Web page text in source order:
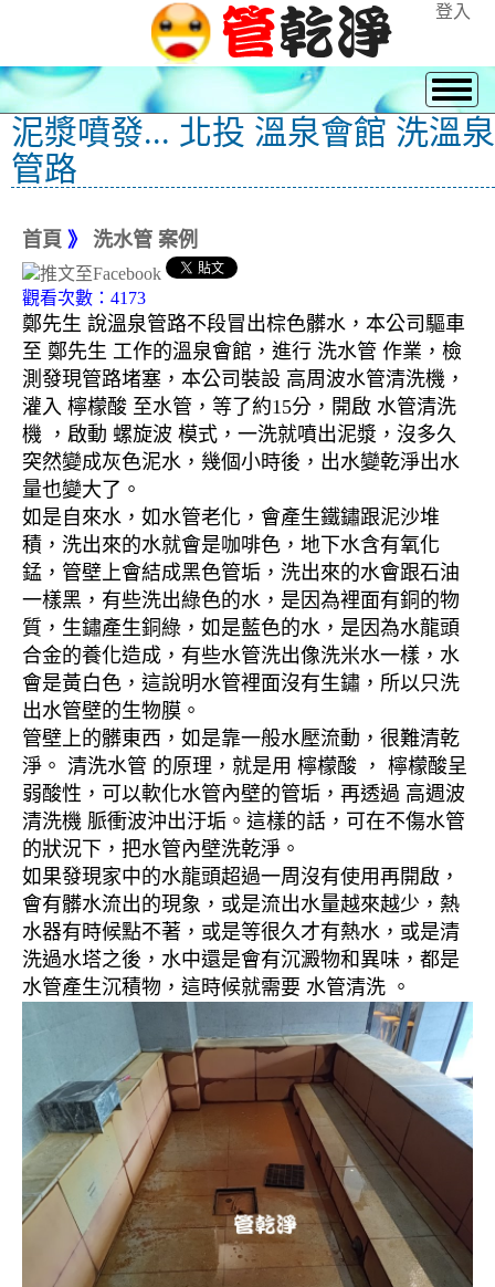
登入
泥漿噴發... 北投 溫泉會館 洗溫泉
管路
首頁 》 洗水管 案例
觀看次數：4173
鄭先生 說溫泉管路不段冒出棕色髒水，本公司驅車
至 鄭先生 工作的溫泉會館，進行 洗水管 作業，檢
測發現管路堵塞，本公司裝設 高周波水管清洗機，
灌入 檸檬酸 至水管，等了約15分，開啟 水管清洗
機 ，啟動 螺旋波 模式，一洗就噴出泥漿，沒多久
突然變成灰色泥水，幾個小時後，出水變乾淨出水
量也變大了。
如是自來水，如水管老化，會產生鐵鏽跟泥沙堆
積，洗出來的水就會是咖啡色，地下水含有氧化
錳，管壁上會結成黑色管垢，洗出來的水會跟石油
一樣黑，有些洗出綠色的水，是因為裡面有銅的物
質，生鏽產生銅綠，如是藍色的水，是因為水龍頭
合金的養化造成，有些水管洗出像洗米水一樣，水
會是黃白色，這說明水管裡面沒有生鏽，所以只洗
出水管壁的生物膜。
管壁上的髒東西，如是靠一般水壓流動，很難清乾
淨。 清洗水管 的原理，就是用 檸檬酸 ， 檸檬酸呈
弱酸性，可以軟化水管內壁的管垢，再透過 高週波
清洗機 脈衝波沖出汙垢。這樣的話，可在不傷水管
的狀況下，把水管內壁洗乾淨。
如果發現家中的水龍頭超過一周沒有使用再開啟，
會有髒水流出的現象，或是流出水量越來越少，熱
水器有時候點不著，或是等很久才有熱水，或是清
洗過水塔之後，水中還是會有沉澱物和異味，都是
水管產生沉積物，這時候就需要 水管清洗 。